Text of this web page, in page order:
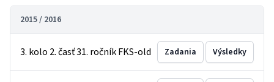
2015 / 2016
3. kolo 2. časť 31. ročník FKS-old Zadania Výsledky